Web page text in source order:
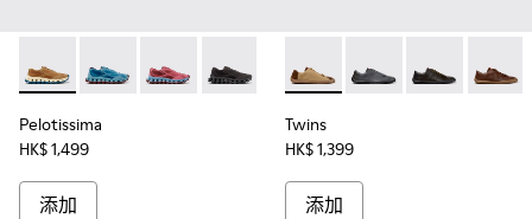
Pelotissima - K101109-007 - 男裝啡色再造工學物料運動鞋。
Pelotissima - K101109-011
Pelotissima - K101109-010
Pelotissima - K101109-006
Pelotissima
HK$ 1,499
添加
Twins - K101114-014 - 男裝
Twins - K101114-013
Twins - Twins
Twins
HK$ 1,399
添加